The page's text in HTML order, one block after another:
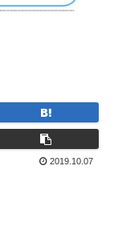
2019.10.07